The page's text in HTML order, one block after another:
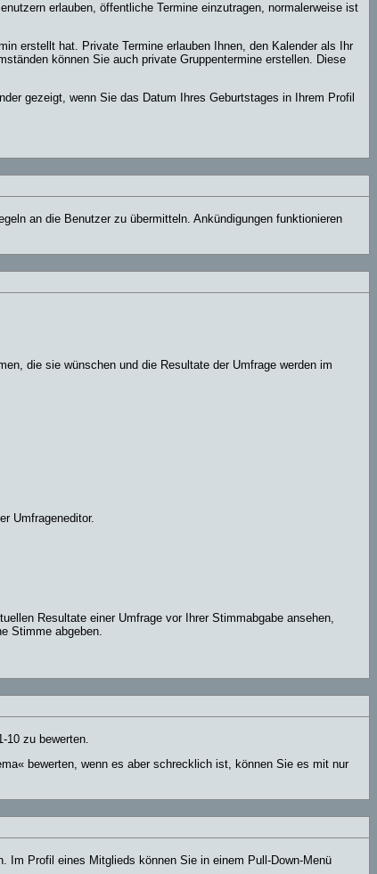
erlauben, öffentliche Termine einzutragen, normalerweise ist
erstellt hat. Private Termine erlauben Ihnen, den Kalender als Ihr
können Sie auch private Gruppentermine erstellen. Diese
gezeigt, wenn Sie das Datum Ihres Geburtstages in Ihrem Profil
an die Benutzer zu übermitteln. Ankündigungen funktionieren
die sie wünschen und die Resultate der Umfrage werden im
Umfrageneditor.
Resultate einer Umfrage vor Ihrer Stimmabgabe ansehen,
Stimme abgeben.
10 zu bewerten.
bewerten, wenn es aber schrecklich ist, können Sie es mit nur
Im Profil eines Mitglieds können Sie in einem Pull-Down-Menü